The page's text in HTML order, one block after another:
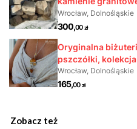
Zobacz też